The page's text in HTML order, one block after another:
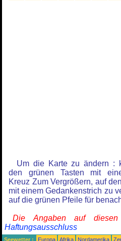
Um die Karte zu ändern :
den grünen Tasten mit
Kreuz Zum Vergrößern, auf
mit einem Gedankenstrich zu
auf die grünen Pfeile für
Die Angaben auf
Haftungsausschluss
Seewetter : Europa Afrika Nordamerika